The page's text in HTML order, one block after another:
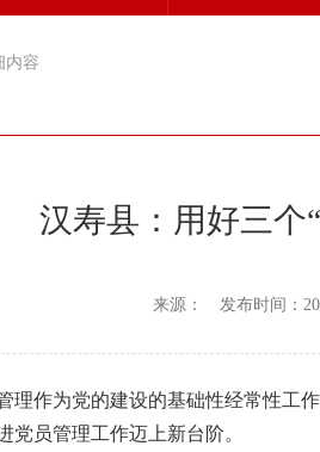
内容
汉寿县：用好三个
来源： 发布时间：
理作为党的建设的基础性经常性工
员管理工作迈上新台阶。